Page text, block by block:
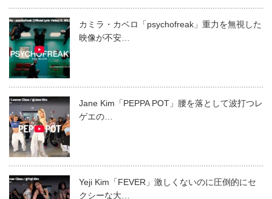
カミラ・カベロ「psychofreak」重力を無視した
映像が不安…
Jane Kim「PEPPA POT」腰を落として波打つレ
ゲエの…
Yeji Kim「FEVER」激しくないのに圧倒的にセ
クシーな大…